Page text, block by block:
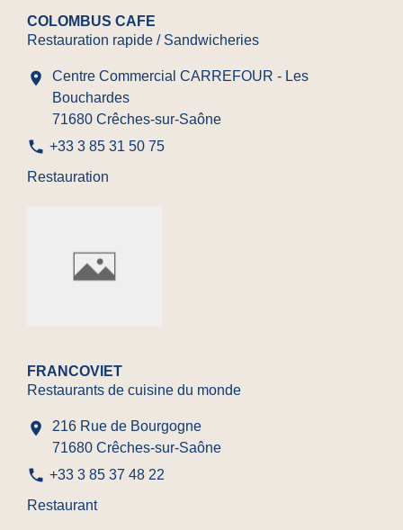
COLOMBUS CAFE
Restauration rapide / Sandwicheries
location_on
Centre Commercial CARREFOUR - Les
Bouchardes
71680 Crêches-sur-Saône
phone +33 3 85 31 50 75
Restauration
FRANCOVIET
Restaurants de cuisine du monde
location_on
216 Rue de Bourgogne
71680 Crêches-sur-Saône
phone +33 3 85 37 48 22
Restaurant